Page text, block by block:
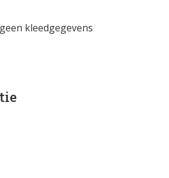
kleedgegevens